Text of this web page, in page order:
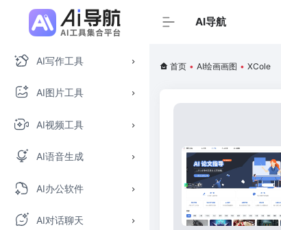
AI写作工具
AI图片工具
AI视频工具
AI语音生成
AI办公软件
AI对话聊天
AI导航
首页 • AI绘画画图 • XCole